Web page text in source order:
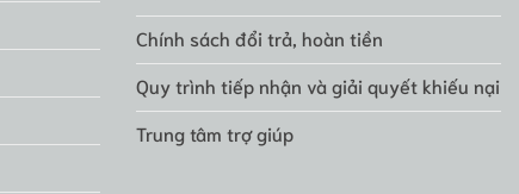
Chính sách đổi trả, hoàn tiền
Quy trình tiếp nhận và giải quyết khiếu nại
Trung tâm trợ giúp